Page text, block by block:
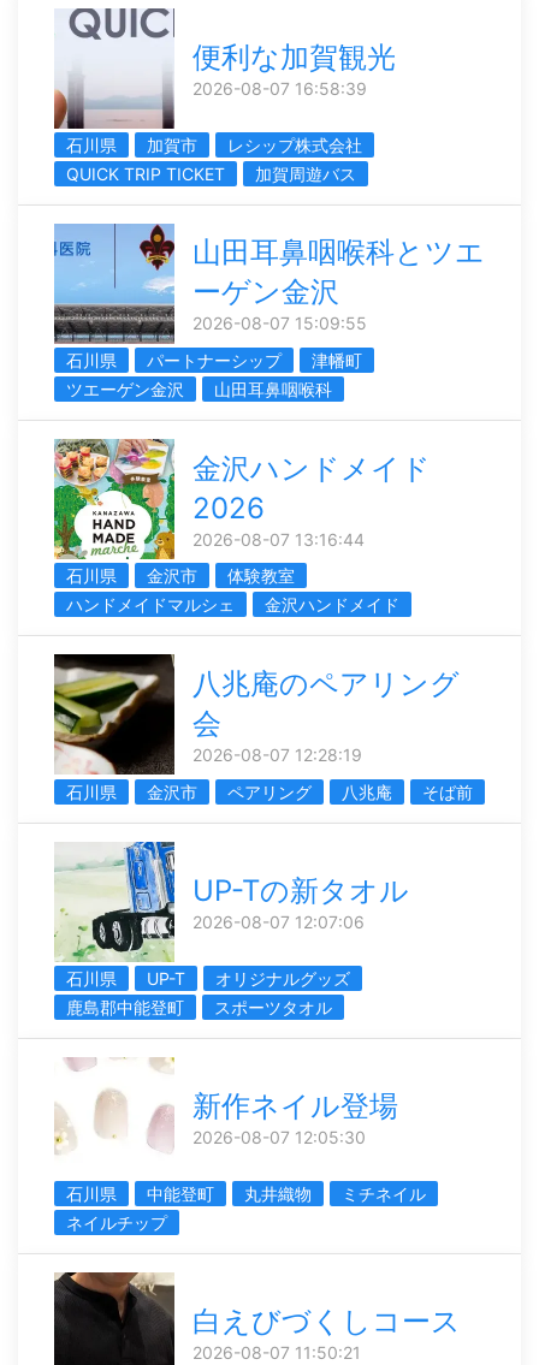
便利な加賀観光
2026-08-07 16:58:39
石川県 加賀市
レシップ株式会社
QUICK TRIP TICKET
加賀周遊バス
山田耳鼻咽喉科とツエ
ーゲン金沢
2026-08-07 15:09:55
石川県
パートナーシップ
津幡町
ツエーゲン金沢
山田耳鼻咽喉科
金沢ハンドメイド
2026
2026-08-07 13:16:44
石川県
金沢市
体験教室
ハンドメイドマルシェ
金沢ハンドメイド
八兆庵のペアリング
会
2026-08-07 12:28:19
石川県
金沢市 ペアリング 八兆庵 そば前
UP-Tの新タオル
2026-08-07 12:07:06
石川県 UP-T
オリジナルグッズ
鹿島郡中能登町
スポーツタオル
新作ネイル登場
2026-08-07 12:05:30
石川県 中能登町 丸井織物
ミチネイル
ネイルチップ
白えびづくしコース
2026-08-07 11:50:21